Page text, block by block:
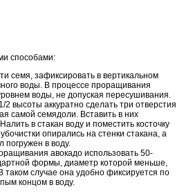
способами:
семя, зафиксировать в вертикальном
воды. В процессе проращивания
воды, не допуская пересушивания.
2 высоты аккуратно сделать три отверстия
самой семядоли. Вставить в них
в стакан воду и поместить косточку
опирались на стенки стакана, а
погружен в воду.
авокадо использовать 50-
формы, диаметр которой меньше,
таком случае она удобно фиксируется по
концом в воду.